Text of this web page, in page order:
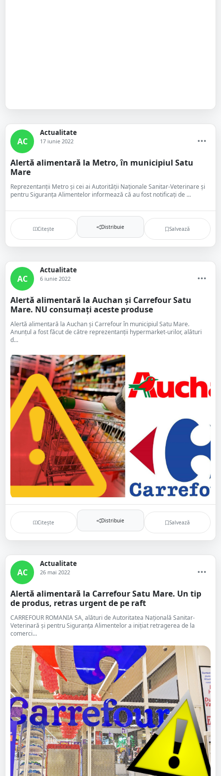
AC
Actualitate
17 iunie 2022
Alertă alimentară la Metro, în municipiul Satu
Mare
Reprezentanții Metro și cei ai Autorității Naționale Sanitar-Veterinare și
pentru Siguranța Alimentelor informează că au fost notificați de ...
Citește Distribuie Salvează
AC
Actualitate
6 iunie 2022
Alertă alimentară la Auchan și Carrefour Satu
Mare. NU consumați aceste produse
Alertă alimentară la Auchan și Carrefour în municipiul Satu Mare.
Anunțul a fost făcut de către reprezentanții hypermarket-urilor, alături
d...
Citește Distribuie Salvează
AC
Actualitate
26 mai 2022
Alertă alimentară la Carrefour Satu Mare. Un tip
de produs, retras urgent de pe raft
CARREFOUR ROMANIA SA, alături de Autoritatea Națională Sanitar-
Veterinară și pentru Siguranța Alimentelor a inițiat retragerea de la
comerci...